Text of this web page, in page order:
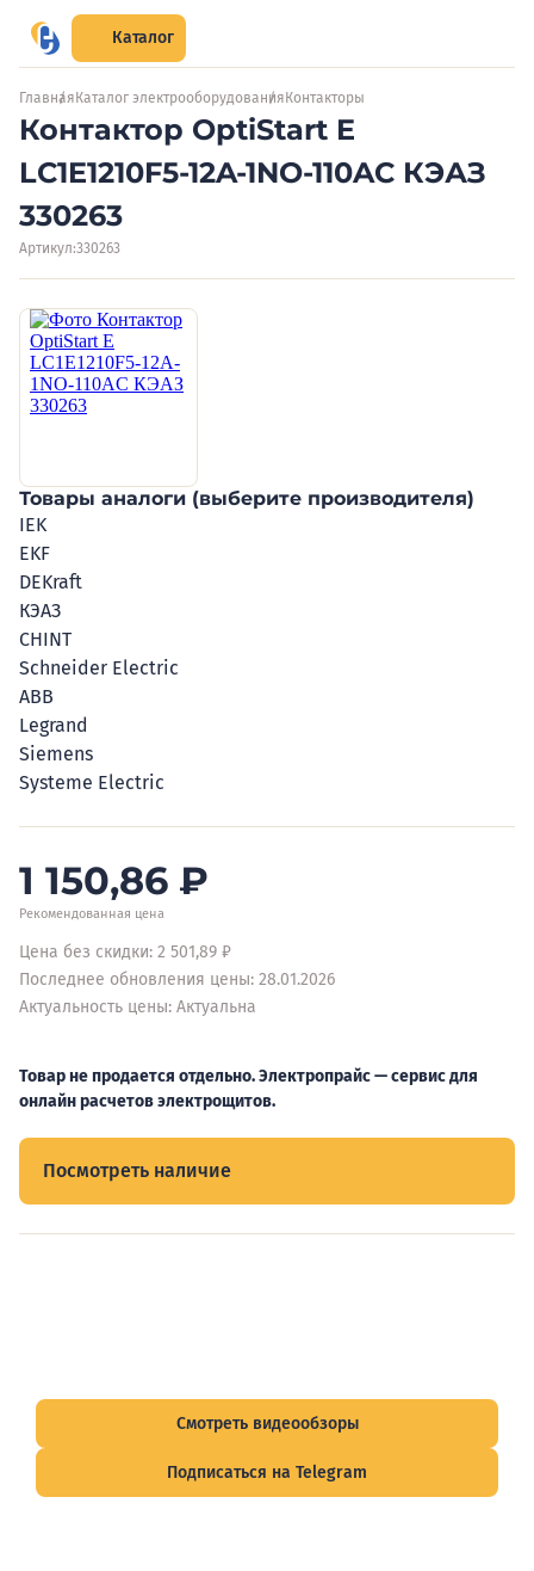
Каталог
Главная Каталог электрооборудования Контакторы
Контактор OptiStart E
LC1E1210F5-12A-1NO-110AC КЭАЗ
330263
Артикул:330263
Товары аналоги (выберите производителя)
IEK
EKF
DEKraft
КЭАЗ
CHINT
Schneider Electric
ABB
Legrand
Siemens
Systeme Electric
1 150,86 ₽
Рекомендованная цена
Цена без скидки: 2 501,89 ₽
Последнее обновления цены: 28.01.2026
Актуальность цены: Актуальна
Товар не продается отдельно. Электропрайс — сервис для
онлайн расчетов электрощитов.
Посмотреть наличие
Смотреть видеообзоры
Подписаться на Telegram